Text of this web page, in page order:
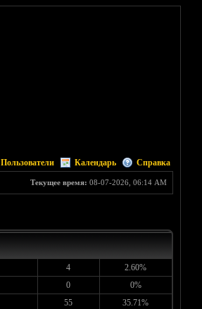
Пользователи Календарь Справка
Текущее время: 08-07-2026, 06:14 AM
4
2.60%
0
0%
55
35.71%